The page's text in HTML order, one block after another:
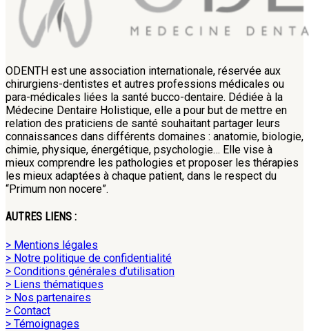
ODENTH est une association internationale, réservée aux
chirurgiens-dentistes et autres professions médicales ou
para-médicales liées la santé bucco-dentaire. Dédiée à la
Médecine Dentaire Holistique, elle a pour but de mettre en
relation des praticiens de santé souhaitant partager leurs
connaissances dans différents domaines : anatomie, biologie,
chimie, physique, énergétique, psychologie… Elle vise à
mieux comprendre les pathologies et proposer les thérapies
les mieux adaptées à chaque patient, dans le respect du
“Primum non nocere”.
AUTRES LIENS :
> Mentions légales
> Notre politique de confidentialité
> Conditions générales d’utilisation
> Liens thématiques
> Nos partenaires
> Contact
> Témoignages